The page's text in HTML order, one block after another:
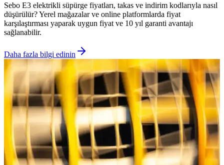
Sebo E3 elektrikli süpürge fiyatları, takas ve indirim kodlarıyla nasıl
düşürülür? Yerel mağazalar ve online platformlarda fiyat
karşılaştırması yaparak uygun fiyat ve 10 yıl garanti avantajı
sağlanabilir.
Daha fazla bilgi edinin